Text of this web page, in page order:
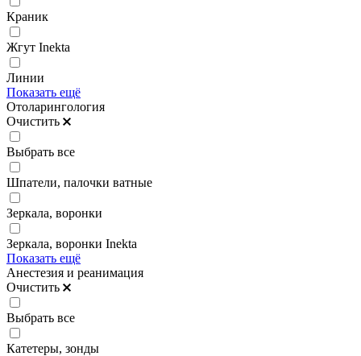
Краник
Жгут Inekta
Линии
Показать ещё
Отоларингология
Очистить
Выбрать все
Шпатели, палочки ватные
Зеркала, воронки
Зеркала, воронки Inekta
Показать ещё
Анестезия и реанимация
Очистить
Выбрать все
Катетеры, зонды